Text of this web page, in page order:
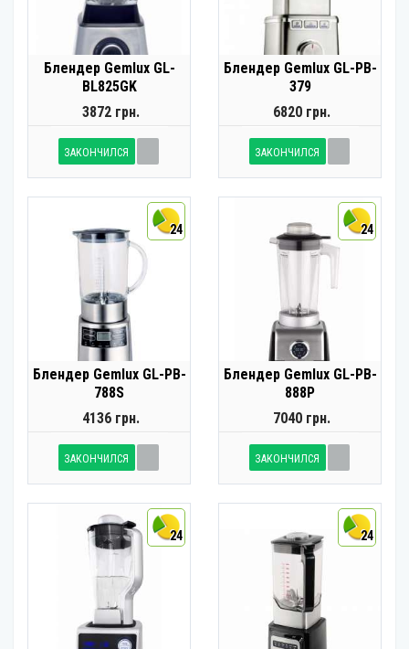
Блендер Gemlux GL-
BL825GK
3872 грн.
ЗАКОНЧИЛСЯ
Блендер Gemlux GL-PB-
379
6820 грн.
ЗАКОНЧИЛСЯ
24
Блендер Gemlux GL-PB-
788S
4136 грн.
ЗАКОНЧИЛСЯ
24
Блендер Gemlux GL-PB-
888P
7040 грн.
ЗАКОНЧИЛСЯ
24 24